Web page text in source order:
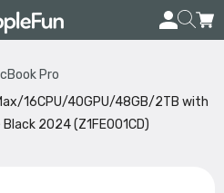
Pro
16CPU/40GPU/48GB/2TB with
2024 (Z1FE001CD)